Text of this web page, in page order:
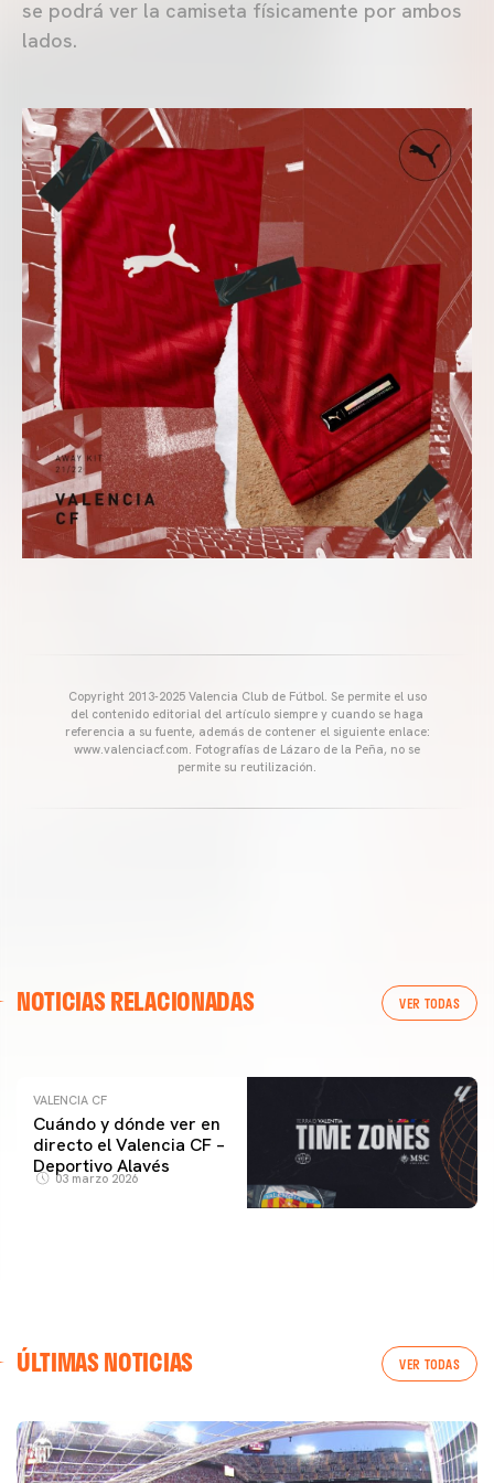
se podrá ver la camiseta físicamente por ambos
lados.
Copyright 2013-2025 Valencia Club de Fútbol. Se permite el uso
del contenido editorial del artículo siempre y cuando se haga
referencia a su fuente, además de contener el siguiente enlace:
www.valenciacf.com. Fotografías de Lázaro de la Peña, no se
permite su reutilización.
NOTICIAS RELACIONADAS VER TODAS
ENTRENAMIENTO DEL VALENCIA CF 04/03/26
VALENCIA CF
Cuándo y dónde ver en
directo el Valencia CF –
Deportivo Alavés
03 marzo 2026
ÚLTIMAS NOTICIAS VER TODAS